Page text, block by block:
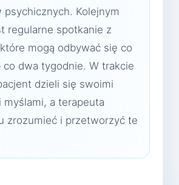
psychicznych. Kolejnym
regularne spotkanie z
mogą odbywać się co
dwa tygodnie. W trakcie
dzieli się swoimi
myślami, a terapeuta
zrozumieć i przetworzyć te